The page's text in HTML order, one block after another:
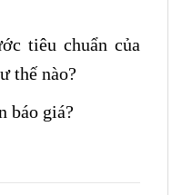
tiêu chuẩn của
thế nào?
báo giá?